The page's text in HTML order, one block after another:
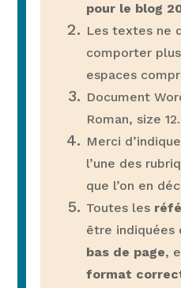
pour le blog
Les textes ne
comporter
espaces
Document
Roman, size 12.
Merci
l’une des
que l’on en
Toutes les
être indiquées
bas de page,
format